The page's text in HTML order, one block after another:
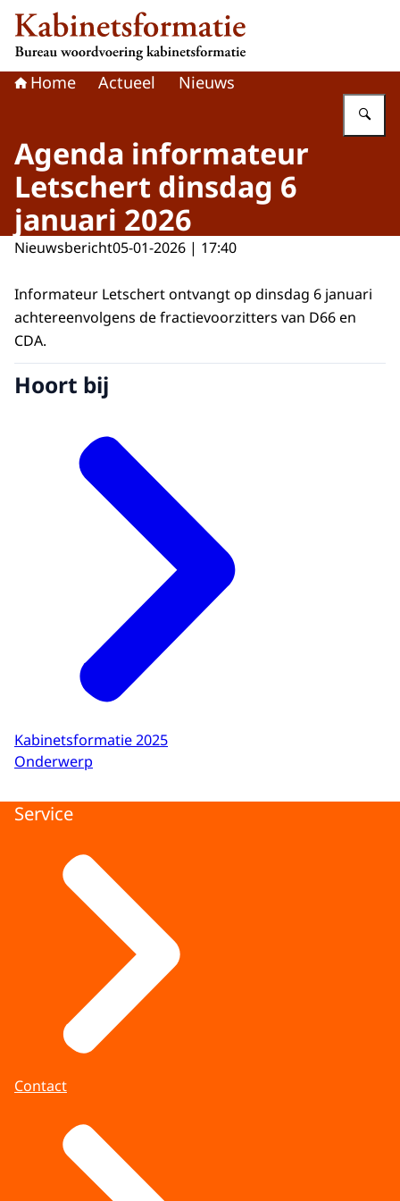
Naar de homepage van Kabinetsformatie
Home Actueel Nieuws
Agenda informateur
Letschert dinsdag 6
januari 2026
Nieuwsbericht05-01-2026 | 17:40
Informateur Letschert ontvangt op dinsdag 6 januari
achtereenvolgens de fractievoorzitters van D66 en
CDA.
Hoort bij
Kabinetsformatie 2025
Onderwerp
Service
Contact